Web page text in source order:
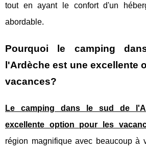
tout en ayant le confort d'un
abordable.
Pourquoi le camping
l'Ardèche est une excellente
vacances?
Le camping dans le sud de
excellente option pour les
région magnifique avec beaucoup à